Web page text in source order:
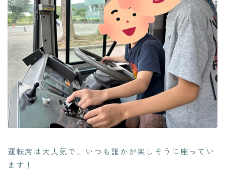
運転席は大人気で、いつも誰かが楽しそうに座ってい
ます！